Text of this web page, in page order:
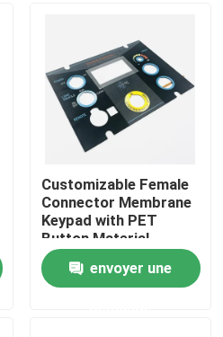
Customizable Female
Connector Membrane
Keypad with PET
Button Material
envoyer une